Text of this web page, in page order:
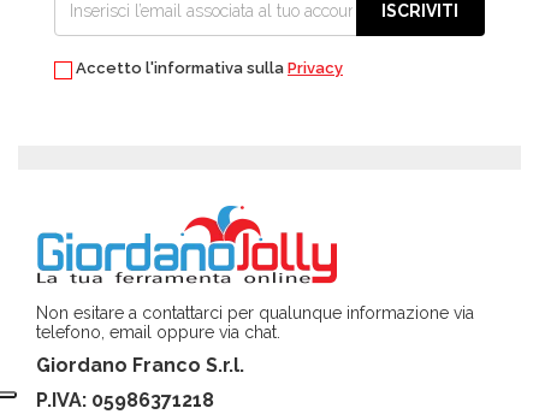
ISCRIVITI
Accetto l'informativa sulla Privacy
Non esitare a contattarci per qualunque informazione via
telefono, email oppure via chat.
Giordano Franco S.r.l.
P.IVA: 05986371218